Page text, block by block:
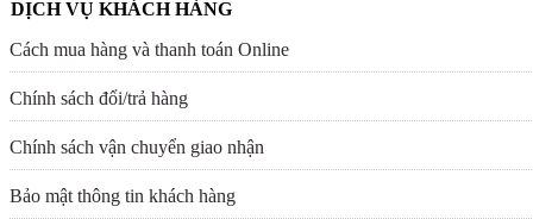
DỊCH VỤ KHÁCH HÀNG
Cách mua hàng và thanh toán Online
Chính sách đổi/trả hàng
Chính sách vận chuyển giao nhận
Bảo mật thông tin khách hàng